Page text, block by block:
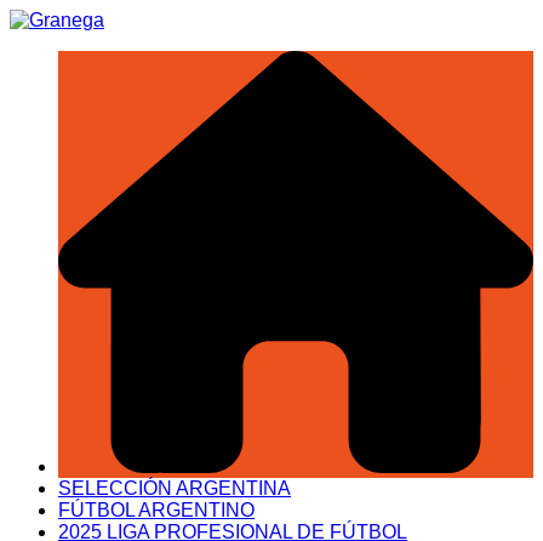
Saltar
SELECCIÓN ARGENTINA
FÚTBOL ARGENTINO
2025 LIGA PROFESIONAL DE FÚTBOL